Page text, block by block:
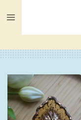
direct
hoofdinhoud